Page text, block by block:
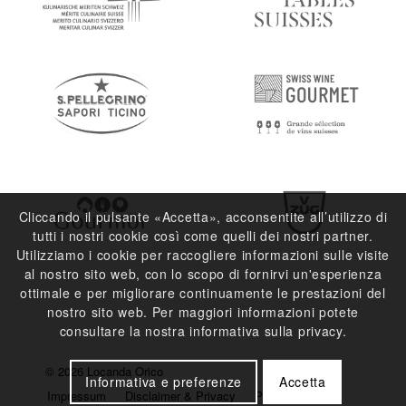
© 2026 Locanda Orico
Impressum
Disclaimer & Privacy Press e Media
Cliccando il pulsante «Accetta», acconsentite all’utilizzo di
tutti i nostri cookie così come quelli dei nostri partner.
Utilizziamo i cookie per raccogliere informazioni sulle visite
al nostro sito web, con lo scopo di fornirvi un'esperienza
ottimale e per migliorare continuamente le prestazioni del
nostro sito web. Per maggiori informazioni potete
consultare la nostra informativa sulla privacy.
Informativa e preferenze Accetta